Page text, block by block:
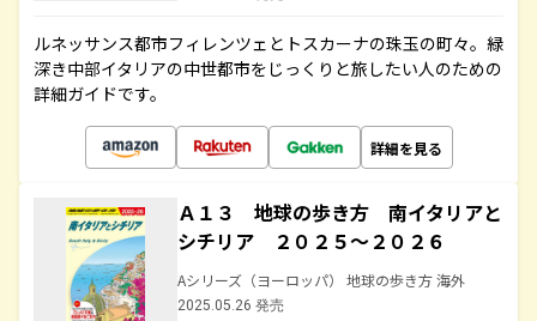
ルネッサンス都市フィレンツェとトスカーナの珠玉の町々。緑
深き中部イタリアの中世都市をじっくりと旅したい人のための
詳細ガイドです。
詳細を見る
Ａ１３ 地球の歩き方 南イタリアと
シチリア ２０２５～２０２６
Aシリーズ（ヨーロッパ） 地球の歩き方 海外
2025.05.26 発売